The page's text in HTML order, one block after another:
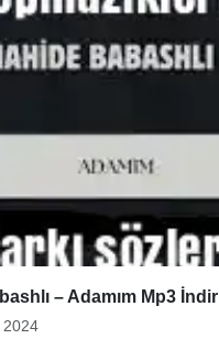
– Adamım Mp3 İndir
2024